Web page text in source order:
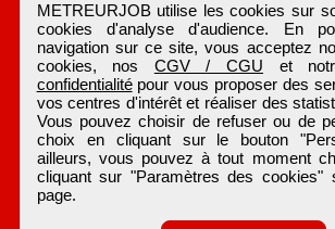
METREURJOB utilise les cookies sur
cookies d'analyse d'audience. En
navigation sur ce site, vous acceptez
cookies, nos CGV / CGU et
confidentialitépour vous proposer des
vos centres d'intérêt et réaliser des
Vous pouvez choisir de refuser ou de
choix en cliquant sur le bouton
ailleurs, vous pouvez à tout moment
cliquant sur "Paramètres des cookies"
page.